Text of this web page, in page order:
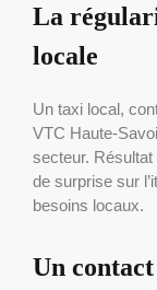
La
locale
Un taxi local,
VTC Haute-
secteur. Résultat
de surprise sur
besoins locaux.
Un